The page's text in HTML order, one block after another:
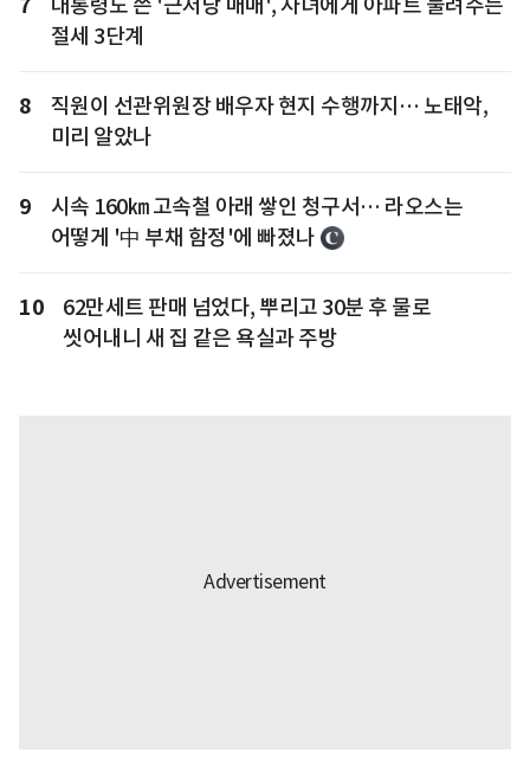
절세 3단계
8
직원이 선관위원장 배우자 현지 수행까지… 노태악,
미리 알았나
9
시속 160㎞ 고속철 아래 쌓인 청구서… 라오스는
어떻게 '中 부채 함정'에 빠졌나
10
62만세트 판매 넘었다, 뿌리고 30분 후 물로
씻어내니 새 집 같은 욕실과 주방